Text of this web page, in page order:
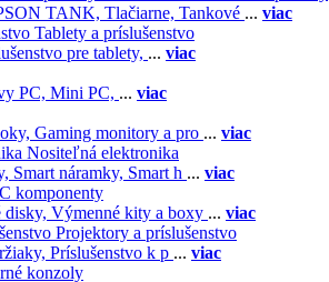
TANK, Tlačiarne, Tankové ... viac
Tablety a príslušenstvo
pre tablety, ... viac
PC, Mini PC, ... viac
Gaming monitory a pro ... viac
Nositeľná elektronika
Smart náramky, Smart h ... viac
komponenty
disky, Výmenné kity a boxy ... viac
Projektory a príslušenstvo
Príslušenstvo k p ... viac
konzoly